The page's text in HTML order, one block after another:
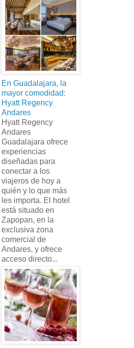
En Guadalajara, la
mayor comodidad:
Hyatt Regency
Andares
Hyatt Regency
Andares
Guadalajara ofrece
experiencias
diseñadas para
conectar a los
viajeros de hoy a
quién y lo que más
les importa. El hotel
está situado en
Zapopan, en la
exclusiva zona
comercial de
Andares, y ofrece
acceso directo...